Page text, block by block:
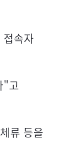
속자
"고
류 등을